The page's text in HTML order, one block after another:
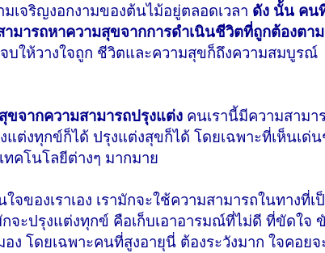
เจริญงอกงามของต้นไม้อยู่ตลอดเวลา ดัง นั้น คน
ามารถหาความสุขจากการดำเนินชีวิตที่ถูกต้องตา
ให้วางใจถูก ชีวิตและความสุขก็ถึงความสมบูรณ์
จากความสามารถปรุงแต่ง คนเรานี้มีความสามา
แต่งทุกข์ก็ได้ ปรุงแต่งสุขก็ได้ โดยเฉพาะที่เห็นเด่
ทคโนโลยีต่างๆ มากมาย
จของเราเอง เรามักจะใช้ความสามารถในทางที่
กจะปรุงแต่งทุกข์ คือเก็บเอาอารมณ์ที่ไม่ดี ที่ขัดใจ
ง โดยเฉพาะคนที่สูงอายุนี่ ต้องระวังมาก ใจคอย